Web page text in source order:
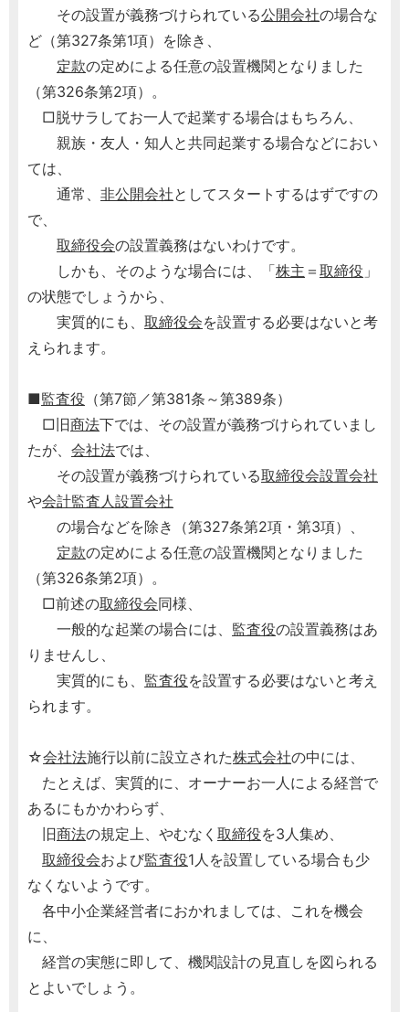
その設置が義務づけられている公開会社の場合な
ど（第327条第1項）を除き、
定款の定めによる任意の設置機関となりました
（第326条第2項）。
□脱サラしてお一人で起業する場合はもちろん、
親族・友人・知人と共同起業する場合などにおい
ては、
通常、 非公開会社としてスタートするはずですの
で、
取締役会の設置義務はないわけです。
しかも、そのような場合には、「株主 ＝ 取締役 」
の状態でしょうから、
実質的にも、 取締役会を設置する必要はないと考
えられます。
■監査役 （第7節／第381条～第389条）
□旧商法下では、その設置が義務づけられていまし
たが、 会社法では、
その設置が義務づけられている取締役会設置会社
や会計監査人設置会社
の場合などを除き（第327条第2項・第3項）、
定款の定めによる任意の設置機関となりました
（第326条第2項）。
□前述の取締役会同様、
一般的な起業の場合には、 監査役の設置義務はあ
りませんし、
実質的にも、 監査役を設置する必要はないと考え
られます。
☆会社法施行以前に設立された株式会社の中には、
たとえば、実質的に、オーナーお一人による経営で
あるにもかかわらず、
旧商法の規定上、やむなく 取締役を3人集め、
取締役会および監査役1人を設置している場合も少
なくないようです。
各中小企業経営者におかれましては、これを機会
に、
経営の実態に即して、機関設計の見直しを図られる
とよいでしょう。